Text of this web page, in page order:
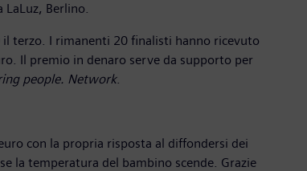
Berlino.
terzo. I rimanenti 20 finalisti hanno ricevuto
Il premio in denaro serve da supporto per
people. Network.
con la propria risposta al diffondersi dei
la temperatura del bambino scende. Grazie